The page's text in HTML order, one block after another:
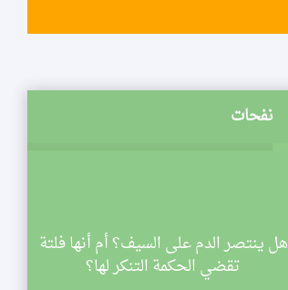
نفحات
هل ينتصر الدم على السيف؟ أم أنها فلتة
تقضي الحكمة التنكر لها؟